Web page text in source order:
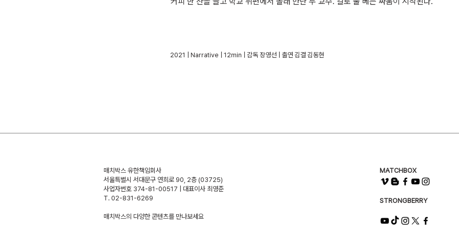
2021 | Narrative | 12min | 감독 장영선 | 출연 김결 김동현
매치박스 유한책임회사
서울특별시 서대문구 연희로 90, 2층 (03725)
사업자번호 374-81-00517 | 대표이사 최영준
T. 02-831-6269
​매치박스의 다양한 콘텐츠를 만나보세요
MATCHBOX
STRONGBERRY